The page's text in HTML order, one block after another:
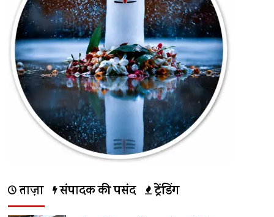
में
और
पढ़ें
ताज़ा संपादक की पसंद ट्रेंडिंग